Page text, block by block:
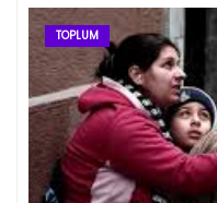
TOPLUM